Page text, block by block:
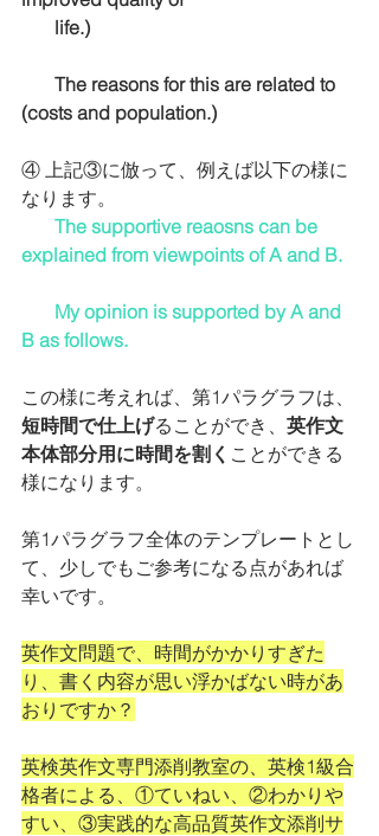
       life.)
The reasons for this are related to
(costs and population.)
④ 上記③に倣って、例えば以下の様に
なります。
  The supportive reaosns can be
explained from viewpoints of A and B.
B as follows.
この様に考えれば、第1パラグラフは、
短時間で仕上げることができ、 英作文
本体部分用に時間を割く ことができる
様になります。
第1パラグラフ全体のテンプレートとし
て、少しでもご参考になる点があれば
幸いです。
英作文問題で、時間がかかりすぎた
り、書く内容が思い浮かばない時があ
おりですか？
英検英作文専門添削教室の、英検1級合
格者による、①ていねい、②わかりや
すい、③実践的な高品質英作文添削サ